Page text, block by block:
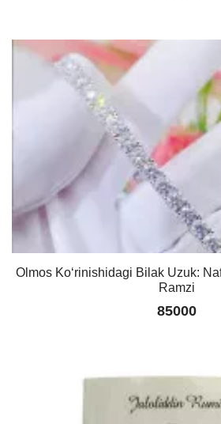
Olmos Ko‘rinishidagi Bilak Uzuk:
Ramzi
85000